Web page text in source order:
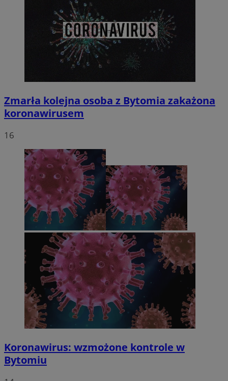
Zmarła kolejna osoba z Bytomia zakażona
koronawirusem
16
Koronawirus: wzmożone kontrole w
Bytomiu